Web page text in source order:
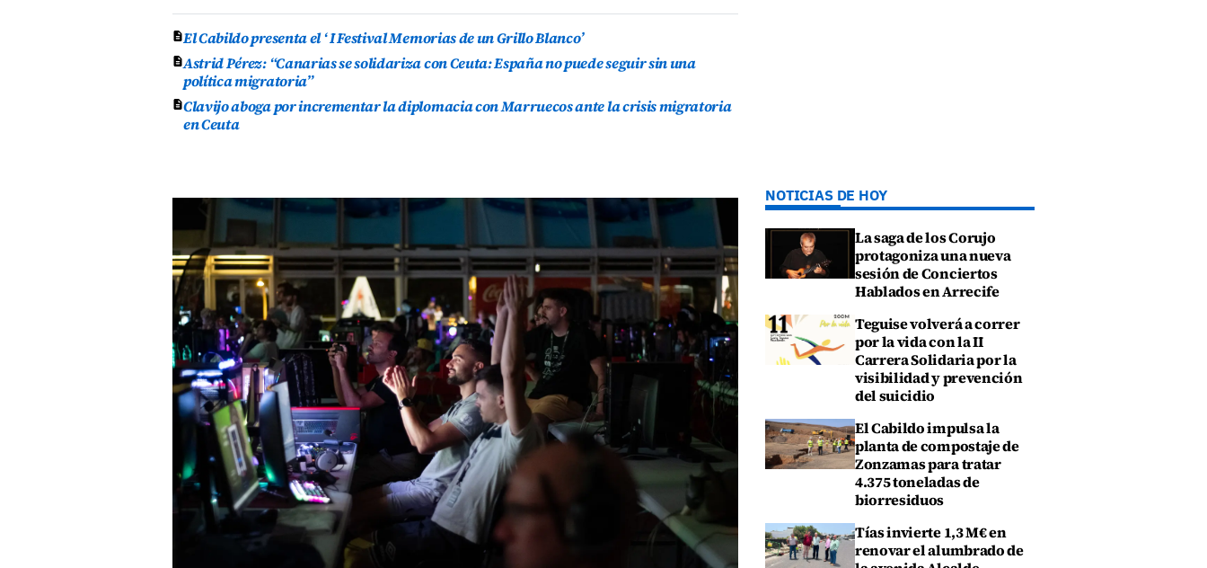
El Cabildo presenta el ‘ I Festival Memorias de un Grillo Blanco’
Astrid Pérez: “Canarias se solidariza con Ceuta: España no puede seguir sin una
política migratoria”
Clavijo aboga por incrementar la diplomacia con Marruecos ante la crisis migratoria
en Ceuta
NOTICIAS DE HOY
La saga de los Corujo
protagoniza una nueva
sesión de Conciertos
Hablados en Arrecife
Teguise volverá a correr
por la vida con la II
Carrera Solidaria por la
visibilidad y prevención
del suicidio
El Cabildo impulsa la
planta de compostaje de
Zonzamas para tratar
4.375 toneladas de
biorresiduos
Tías invierte 1,3 M€ en
renovar el alumbrado de